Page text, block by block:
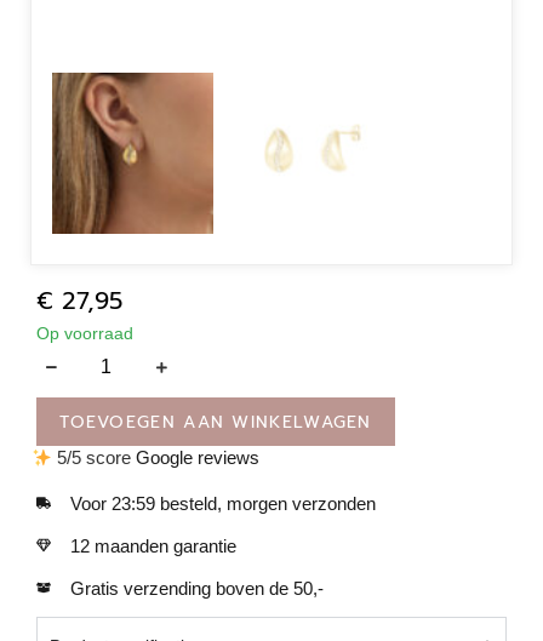
€ 27,95
Op voorraad
TOEVOEGEN AAN WINKELWAGEN
5/5 scoreGoogle reviews
Voor 23:59 besteld, morgen verzonden
12 maanden garantie
Gratis verzending boven de 50,-